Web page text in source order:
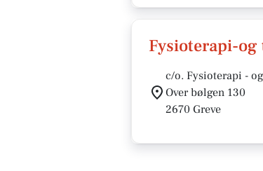
Fysioterapi-
c/o. Fysioterapi -
Over bølgen 130
2670 Greve